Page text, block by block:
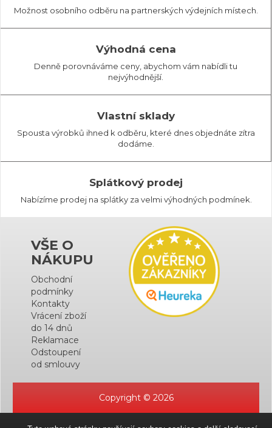
Možnost osobního odběru na partnerských výdejních místech.
Výhodná cena
Denně porovnáváme ceny, abychom vám nabídli tu
nejvýhodnější.
Vlastní sklady
Spousta výrobků ihned k odběru, které dnes objednáte zítra
dodáme.
Splátkový prodej
Nabízíme prodej na splátky za velmi výhodných podmínek.
VŠE O
NÁKUPU
Obchodní
podmínky
Kontakty
Vrácení zboží
do 14 dnů
Reklamace
Odstoupení
od smlouvy
Copyright © 2026